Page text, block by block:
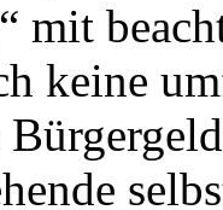
mit
keine